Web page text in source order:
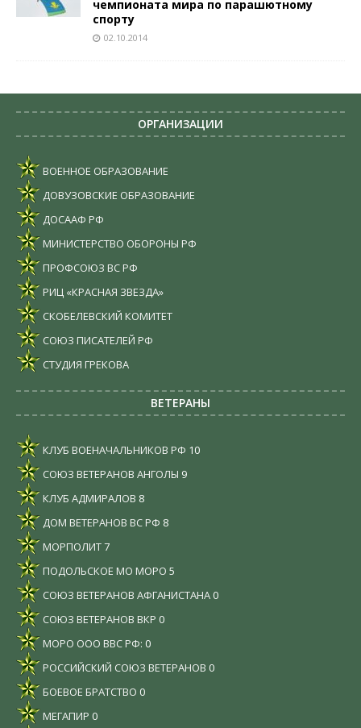
чемпионата мира по парашютному
спорту
02.10.2014
ОРГАНИЗАЦИИ
ВОЕННОЕ ОБРАЗОВАНИЕ
ДОВУЗОВСКИЕ ОБРАЗОВАНИЕ
ДОСААФ РФ
МИНИСТЕРСТВО ОБОРОНЫ РФ
ПРОФСОЮЗ ВС РФ
РИЦ «КРАСНАЯ ЗВЕЗДА»
СКОБЕЛЕВСКИЙ КОМИТЕТ
СОЮЗ ПИСАТЕЛЕЙ РФ
СТУДИЯ ГРЕКОВА
ВЕТЕРАНЫ
КЛУБ ВОЕНАЧАЛЬНИКОВ РФ 10
СОЮЗ ВЕТЕРАНОВ АНГОЛЫ 9
КЛУБ АДМИРАЛОВ 8
ДОМ ВЕТЕРАНОВ ВС РФ 8
МОРПОЛИТ7
ПОДОЛЬСКОЕ МО МОРО 5
СОЮЗ ВЕТЕРАНОВ АФГАНИСТАНА 0
СОЮЗ ВЕТЕРАНОВ ВКР 0
МОРО ООО ВВС РФ: 0
РОССИЙСКИЙ СОЮЗ ВЕТЕРАНОВ 0
БОЕВОЕ БРАТСТВО 0
МЕГАПИР 0